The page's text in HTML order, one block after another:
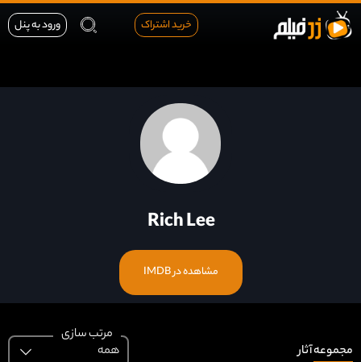
خرید اشتراک ورود به پنل
Rich Lee
مشاهده در IMDB
مجموعهآثار
مرتب سازی
همه